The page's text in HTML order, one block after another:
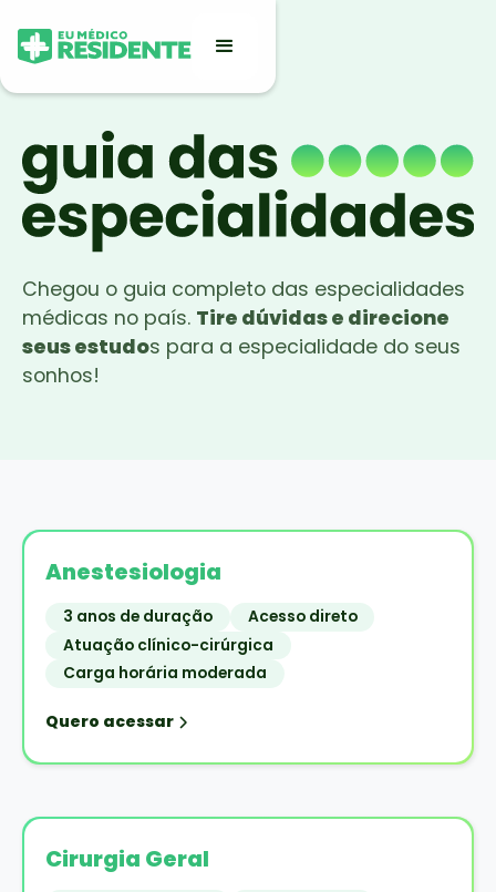
Chegou o guia completo das especialidades
médicas no país. Tire dúvidas e direcione
seus estudos para a especialidade do seus
sonhos!
Anestesiologia
3 anos de duração
Acesso direto
Atuação clínico-cirúrgica
Carga horária moderada
Quero acessar
Cirurgia Geral